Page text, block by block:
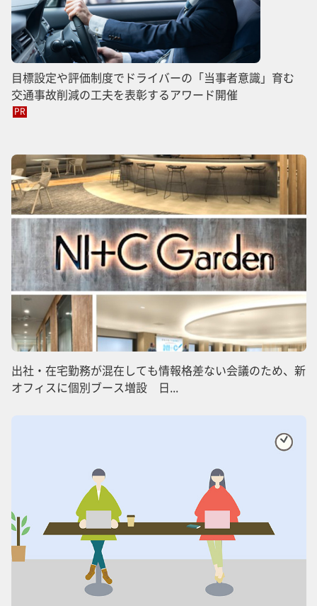
目標設定や評価制度でドライバーの「当事者意識」育む
交通事故削減の工夫を表彰するアワード開催
PR
出社・在宅勤務が混在しても情報格差ない会議のため、新
オフィスに個別ブース増設 日...